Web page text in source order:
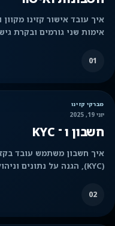
איך עובד אישור קזינו
אימות שני גורמים ובקרת
01
מברקי קזינו
יוני 19, 2025
חשבון ו ־ KYC
איך חשבון משתמש עובד
(KYC), הגנה על נתונים וניהול פרופיל.
02